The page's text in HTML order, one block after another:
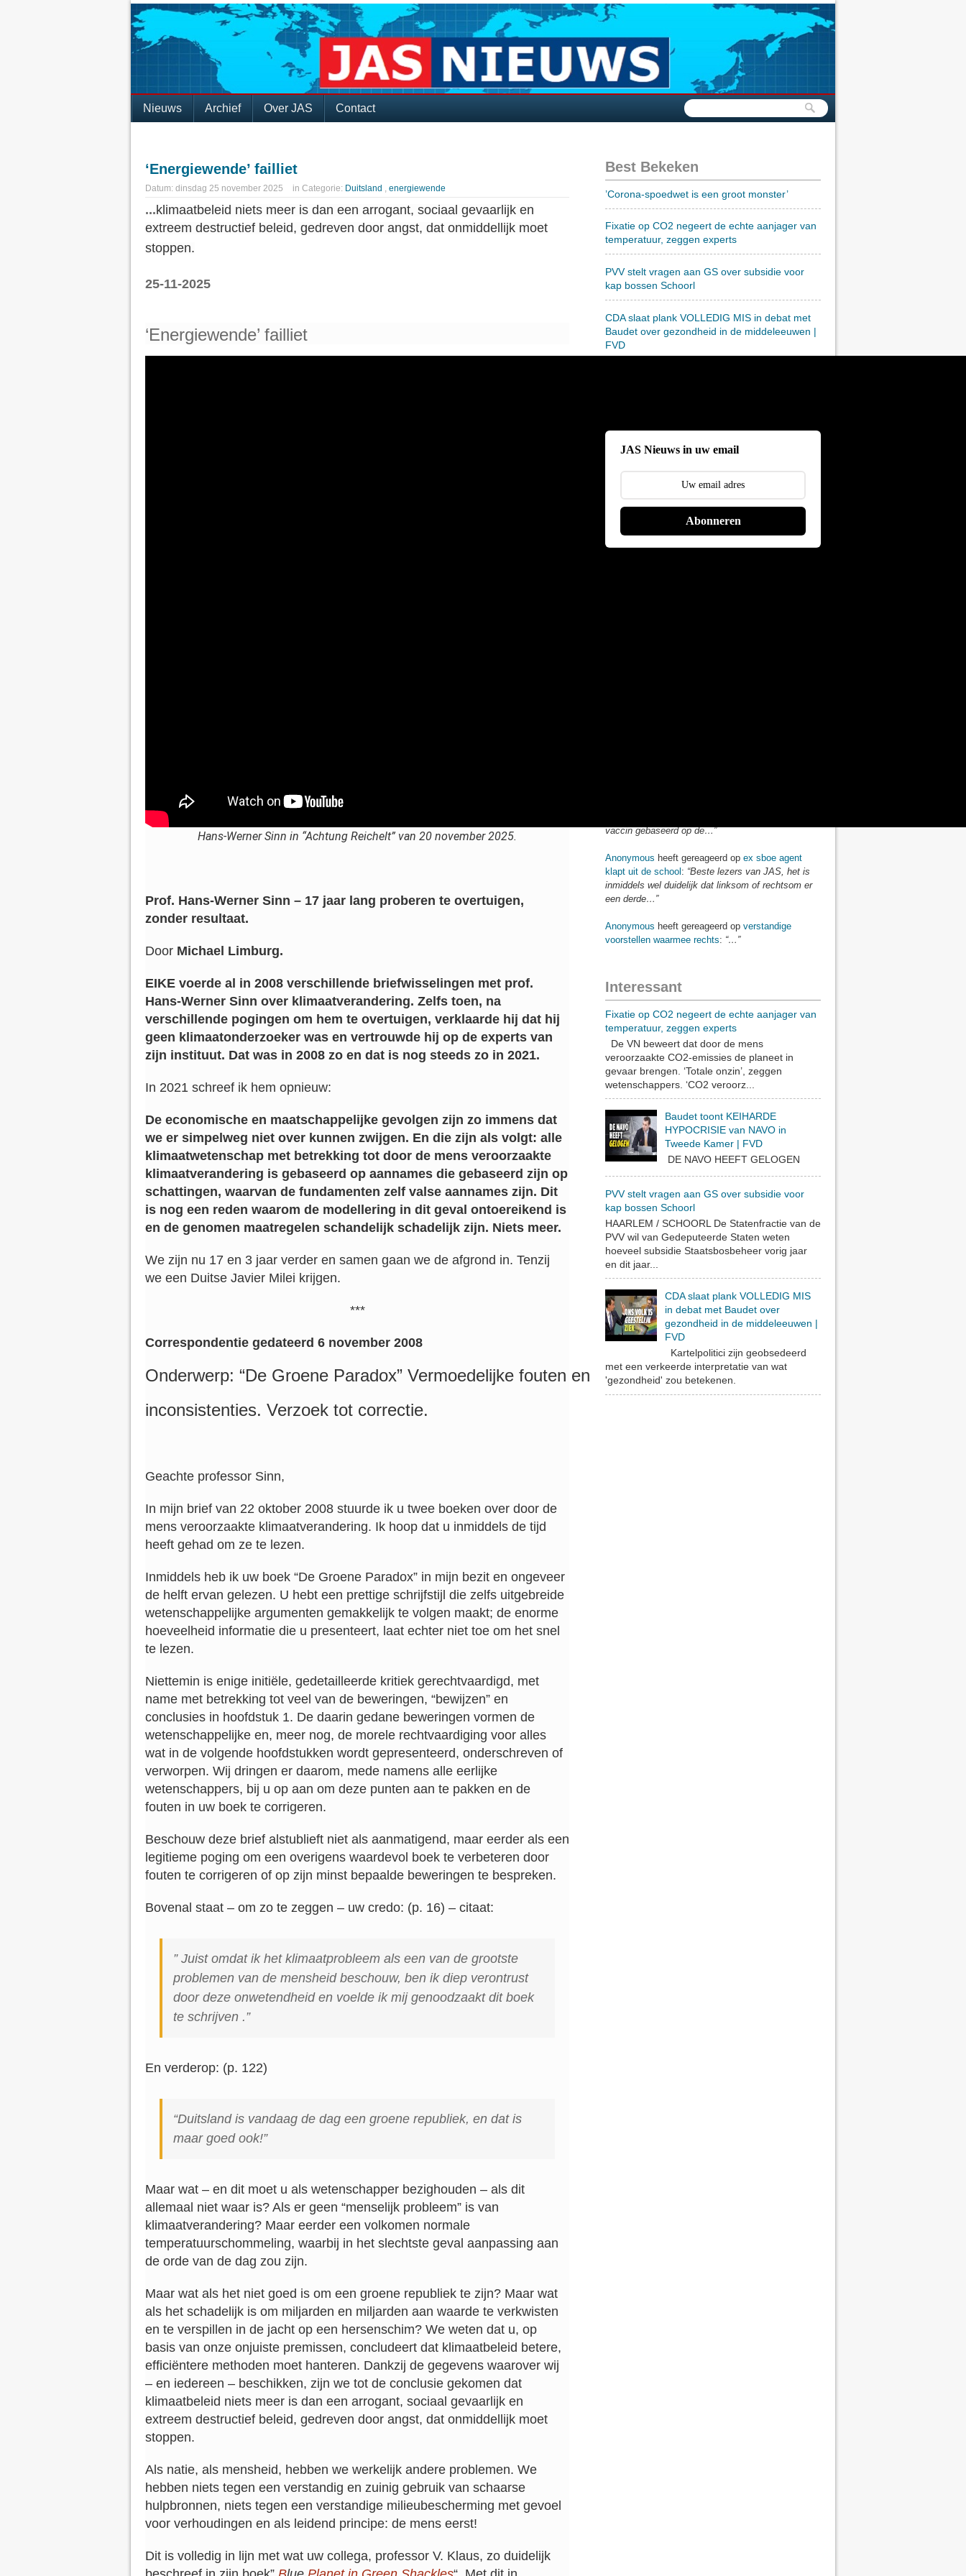
Nieuws Archief Over JAS Contact
‘Energiewende’ failliet
Datum: dinsdag 25 november 2025 in Categorie: Duitsland , energiewende
...klimaatbeleid niets meer is dan een arrogant, sociaal gevaarlijk en
extreem destructief beleid, gedreven door angst, dat onmiddellijk moet
stoppen.
25-11-2025
‘Energiewende’ failliet
Hans-Werner Sinn in “Achtung Reichelt” van 20 november 2025.
Prof. Hans-Werner Sinn – 17 jaar lang proberen te overtuigen,
zonder resultaat.
Door Michael Limburg.
EIKE voerde al in 2008 verschillende briefwisselingen met prof.
Hans-Werner Sinn over klimaatverandering. Zelfs toen, na
verschillende pogingen om hem te overtuigen, verklaarde hij dat hij
geen klimaatonderzoeker was en vertrouwde hij op de experts van
zijn instituut. Dat was in 2008 zo en dat is nog steeds zo in 2021.
In 2021 schreef ik hem opnieuw:
De economische en maatschappelijke gevolgen zijn zo immens dat
we er simpelweg niet over kunnen zwijgen. En die zijn als volgt: alle
klimaatwetenschap met betrekking tot door de mens veroorzaakte
klimaatverandering is gebaseerd op aannames die gebaseerd zijn op
schattingen, waarvan de fundamenten zelf valse aannames zijn. Dit
is nog een reden waarom de modellering in dit geval ontoereikend is
en de genomen maatregelen schandelijk schadelijk zijn. Niets meer.
We zijn nu 17 en 3 jaar verder en samen gaan we de afgrond in. Tenzij
we een Duitse Javier Milei krijgen.
***
Correspondentie gedateerd 6 november 2008
Onderwerp: “De Groene Paradox” Vermoedelijke fouten en
inconsistenties. Verzoek tot correctie.
Geachte professor Sinn,
In mijn brief van 22 oktober 2008 stuurde ik u twee boeken over door de
mens veroorzaakte klimaatverandering. Ik hoop dat u inmiddels de tijd
heeft gehad om ze te lezen.
Inmiddels heb ik uw boek “De Groene Paradox” in mijn bezit en ongeveer
de helft ervan gelezen. U hebt een prettige schrijfstijl die zelfs uitgebreide
wetenschappelijke argumenten gemakkelijk te volgen maakt; de enorme
hoeveelheid informatie die u presenteert, laat echter niet toe om het snel
te lezen.
Niettemin is enige initiële, gedetailleerde kritiek gerechtvaardigd, met
name met betrekking tot veel van de beweringen, “bewijzen” en
conclusies in hoofdstuk 1. De daarin gedane beweringen vormen de
wetenschappelijke en, meer nog, de morele rechtvaardiging voor alles
wat in de volgende hoofdstukken wordt gepresenteerd, onderschreven of
verworpen. Wij dringen er daarom, mede namens alle eerlijke
wetenschappers, bij u op aan om deze punten aan te pakken en de
fouten in uw boek te corrigeren.
Beschouw deze brief alstublieft niet als aanmatigend, maar eerder als een
legitieme poging om een ​​overigens waardevol boek te verbeteren door
fouten te corrigeren of op zijn minst bepaalde beweringen te bespreken.
Bovenal staat – om zo te zeggen – uw credo: (p. 16) – citaat:
” Juist omdat ik het klimaatprobleem als een van de grootste
problemen van de mensheid beschouw, ben ik diep verontrust
door deze onwetendheid en voelde ik mij genoodzaakt dit boek
te schrijven .”
En verderop: (p. 122)
“Duitsland is vandaag de dag een groene republiek, en dat is
maar goed ook!”
Maar wat – en dit moet u als wetenschapper bezighouden – als dit
allemaal niet waar is? Als er geen “menselijk probleem” is van
klimaatverandering? Maar eerder een volkomen normale
temperatuurschommeling, waarbij in het slechtste geval aanpassing aan
de orde van de dag zou zijn.
Maar wat als het niet goed is om een ​​groene republiek te zijn? Maar wat
als het schadelijk is om miljarden en miljarden aan waarde te verkwisten
en te verspillen in de jacht op een hersenschim? We weten dat u, op
basis van onze onjuiste premissen, concludeert dat klimaatbeleid betere,
efficiëntere methoden moet hanteren. Dankzij de gegevens waarover wij
– en iedereen – beschikken, zijn we tot de conclusie gekomen dat
klimaatbeleid niets meer is dan een arrogant, sociaal gevaarlijk en
extreem destructief beleid, gedreven door angst, dat onmiddellijk moet
stoppen.
Als natie, als mensheid, hebben we werkelijk andere problemen. We
hebben niets tegen een verstandig en zuinig gebruik van schaarse
hulpbronnen, niets tegen een verstandige milieubescherming met gevoel
voor verhoudingen en als leidend principe: de mens eerst!
Dit is volledig in lijn met wat uw collega, professor V. Klaus, zo duidelijk
Best Bekeken
’Corona-spoedwet is een groot monster’
Fixatie op CO2 negeert de echte aanjager van
temperatuur, zeggen experts
PVV stelt vragen aan GS over subsidie voor
kap bossen Schoorl
CDA slaat plank VOLLEDIG MIS in debat met
Baudet over gezondheid in de middeleeuwen |
FVD
JAS Nieuws in uw email
Abonneren
vaccin gebaseerd op de…”
Anonymous heeft gereageerd op ex sboe agent
klapt uit de school : “Beste lezers van JAS, het is
inmiddels wel duidelijk dat linksom of rechtsom er
een derde…”
Anonymous heeft gereageerd op verstandige
voorstellen waarmee rechts: “…”
Interessant
Fixatie op CO2 negeert de echte aanjager van
temperatuur, zeggen experts
De VN beweert dat door de mens
veroorzaakte CO2-emissies de planeet in
gevaar brengen. ‘Totale onzin’, zeggen
wetenschappers. ‘CO2 veroorz...
Baudet toont KEIHARDE
HYPOCRISIE van NAVO in
Tweede Kamer | FVD
DE NAVO HEEFT GELOGEN
PVV stelt vragen aan GS over subsidie voor
kap bossen Schoorl
HAARLEM / SCHOORL De Statenfractie van de
PVV wil van Gedeputeerde Staten weten
hoeveel subsidie Staatsbosbeheer vorig jaar
en dit jaar...
CDA slaat plank VOLLEDIG MIS
in debat met Baudet over
gezondheid in de middeleeuwen |
FVD
Kartelpolitici zijn geobsedeerd
met een verkeerde interpretatie van wat
'gezondheid' zou betekenen.